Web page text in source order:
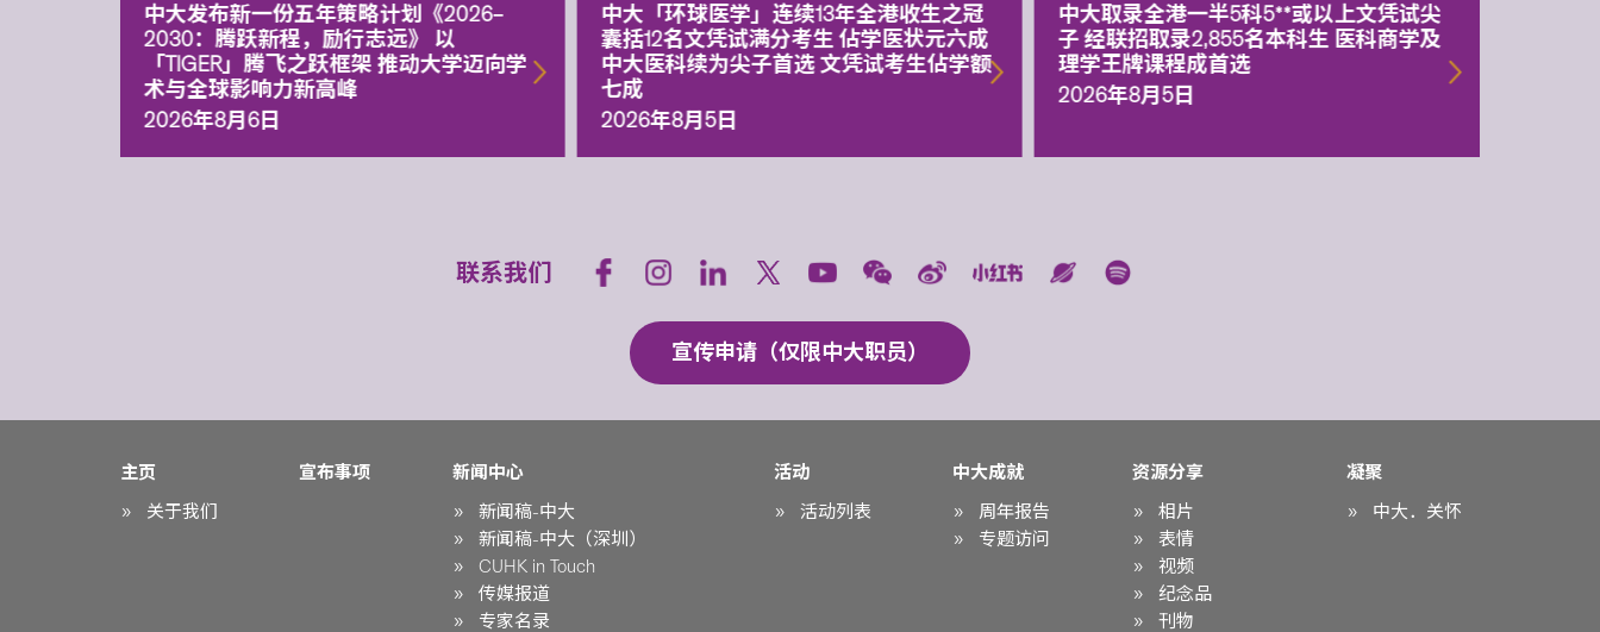
中大发布新一份五年策略计划《2026‒
2030：腾跃新程，励行志远》 以
「TIGER」腾飞之跃框架 推动大学迈向学
术与全球影响力新高峰
2026年8月6日
中大「环球医学」连续13年全港收生之冠
囊括12名文凭试满分考生 佔学医状元六成
中大医科续为尖子首选 文凭试考生佔学额
七成
2026年8月5日
中大取录全港一半5科5**或以上文凭试尖
子 经联招取录2,855名本科生 医科商学及
理学王牌课程成首选
2026年8月5日
联系我们
宣传申请（仅限中大职员）
主页
关于我们
宣布事项
新闻中心
新闻稿-中大
新闻稿-中大（深圳）
CUHK in Touch
传媒报道
专家名录
活动
活动列表
中大成就
周年报告
专题访问
资源分享
相片
表情
视频
纪念品
刊物
凝聚
中大．关怀